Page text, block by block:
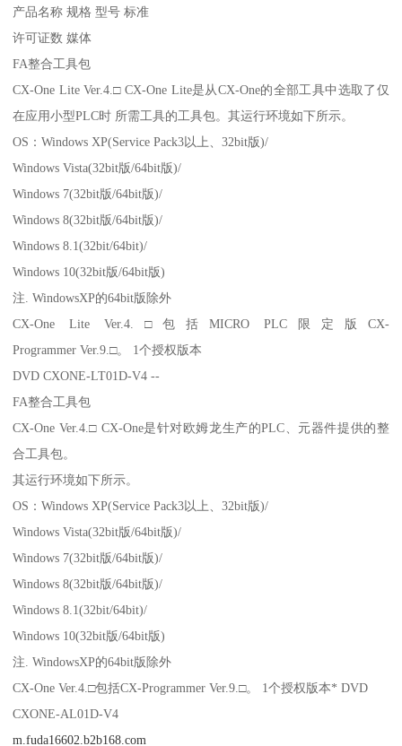
产品名称 规格 型号 标准
许可证数 媒体
FA整合工具包
CX-One Lite Ver.4.□ CX-One Lite是从CX-One的全部工具中选取了仅
在应用小型PLC时 所需工具的工具包。其运行环境如下所示。
OS：Windows XP(Service Pack3以上、32bit版)/
Windows Vista(32bit版/64bit版)/
Windows 7(32bit版/64bit版)/
Windows 8(32bit版/64bit版)/
Windows 8.1(32bit/64bit)/
Windows 10(32bit版/64bit版)
注. WindowsXP的64bit版除外
CX-One Lite Ver.4.□包括MICRO PLC限定版CX-
Programmer Ver.9.□。 1个授权版本
DVD CXONE-LT01D-V4 --
FA整合工具包
CX-One Ver.4.□ CX-One是针对欧姆龙生产的PLC、元器件提供的整
合工具包。
其运行环境如下所示。
OS：Windows XP(Service Pack3以上、32bit版)/
Windows Vista(32bit版/64bit版)/
Windows 7(32bit版/64bit版)/
Windows 8(32bit版/64bit版)/
Windows 8.1(32bit/64bit)/
Windows 10(32bit版/64bit版)
注. WindowsXP的64bit版除外
CX-One Ver.4.□包括CX-Programmer Ver.9.□。 1个授权版本* DVD
CXONE-AL01D-V4
m.fuda16602.b2b168.com